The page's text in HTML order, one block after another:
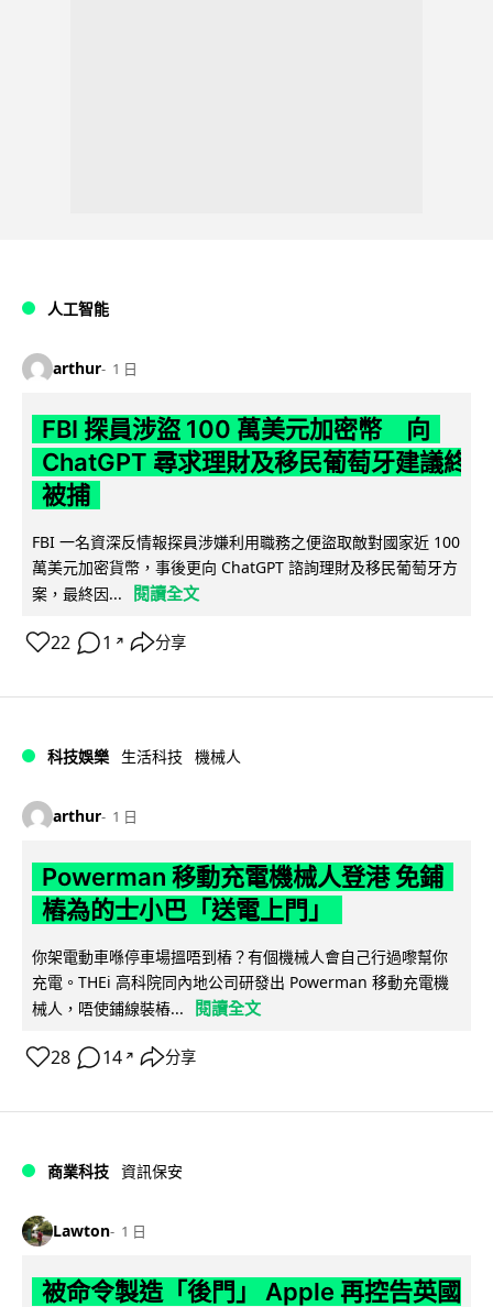
人工智能
arthur 1 日
FBI 探員涉盜 100 萬美元加密幣 向
ChatGPT 尋求理財及移民葡萄牙建議終
被捕
FBI 一名資深反情報探員涉嫌利用職務之便盜取敵對國家近 100
萬美元加密貨幣，事後更向 ChatGPT 諮詢理財及移民葡萄牙方
案，最終因...
閱讀全文
22 1 ↗ 分享
科技娛樂 生活科技 機械人
arthur 1 日
Powerman 移動充電機械人登港 免鋪
樁為的士小巴「送電上門」
你架電動車喺停車場搵唔到樁？有個機械人會自己行過嚟幫你
充電。THEi 高科院同內地公司研發出 Powerman 移動充電機
械人，唔使鋪線裝樁...
閱讀全文
28 14 ↗ 分享
商業科技 資訊保安
Lawton 1 日
被命令製造「後門」 Apple 再控告英國